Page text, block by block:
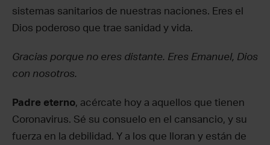
sistemas sanitarios de nuestras naciones. Eres el
Dios poderoso que trae sanidad y vida.
Gracias porque no eres distante. Eres Emanuel, Dios
con nosotros.
Padre eterno, acércate hoy a aquellos que tienen
Coronavirus. Sé su consuelo en el cansancio, y su
fuerza en la debilidad. Y a los que lloran y están de